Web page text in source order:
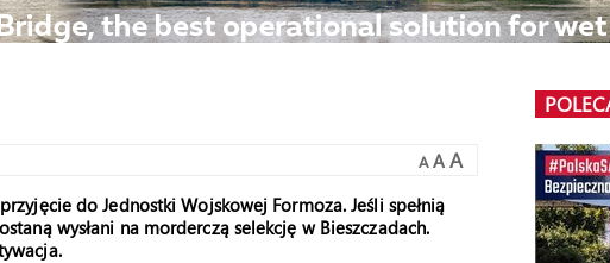
A A A
do Jednostki Wojskowej Formoza. Jeśli spełnią
wysłani na morderczą selekcję w Bieszczadach.